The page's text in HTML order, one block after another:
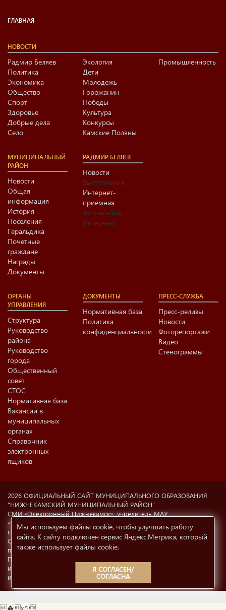
ГЛАВНАЯ
НОВОСТИ
Радмир Беляев
Политика
Экономика
Общество
Спорт
Здоровье
Добрые дела
Село
Экология
Дети
Молодежь
Горожанин
Победы
Культура
Конкурсы
Камские Поляны
Промышленность
МУНИЦИПАЛЬНЫЙ
РАЙОН
Новости
Общая
информация
История
Поселения
Геральдика
Почетные
граждане
Награды
Документы
РАДМИР БЕЛЯЕВ
Новости
Выступления
Интернет-
приёмная
Фотоальбом
Интервью
ОРГАНЫ
УПРАВЛЕНИЯ
Структура
Руководство
района
Руководство
города
Общественный
совет
СТОС
Нормативная база
Вакансии в
муниципальных
органах
Справочник
электронных
ящиков
ДОКУМЕНТЫ
Нормативная база
Политика
конфиденциальности
ПРЕСС-СЛУЖБА
Пресс-релизы
Новости
Фоторепортажи
Видео
Стенограммы
2026 ОФИЦИАЛЬНЫЙ САЙТ МУНИЦИПАЛЬНОГО ОБРАЗОВАНИЯ
"НИЖНЕКАМСКИЙ МУНИЦИПАЛЬНЫЙ РАЙОН"
СМИ «Электронный Нижнекамск», учредитель МАУ
«Информационный центр г. Нижнекамска» (423570 РФ, РТ,
г.Нижнекамск, ул. Ахтубинская, 6а). Свидетельство о регистрации
СМИ Эл №77-8606 от 12.02.2004, Министерство РФ по делам
печати, телерадиовещания и СМК.
При использовании материалов с сайта
источник информации обязательна.Условия использования
информации
Мы используем файлы cookie, чтобы улучшить работу
сайта. К сайту подключен сервис Яндекс.Метрика, который
также использует файлы cookie.
Я СОГЛАСЕН/
СОГЛАСНА
�x^